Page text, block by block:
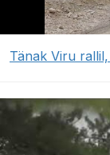
Tänak Viru